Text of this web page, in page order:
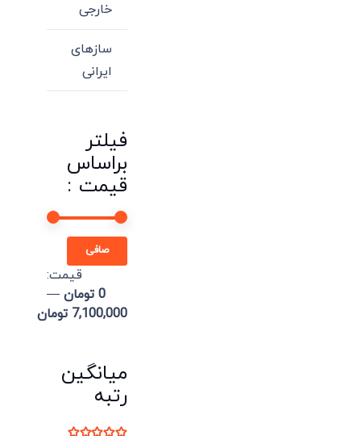
خارجی
سازهای
ایرانی
فیلتر
براساس
قیمت :
صافی
قيمت:
0 تومان
—
7,100,000 تومان
میانگین
رتبه